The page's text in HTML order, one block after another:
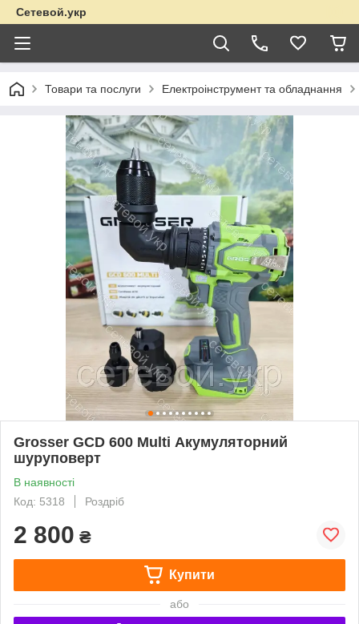
Сетевой.укр
Товари та послуги Електроінструмент та обладнання
Grosser GCD 600 Multi Акумуляторний
шуруповерт
В наявності
Код: 5318
Роздріб
2 800 ₴
Купити
або